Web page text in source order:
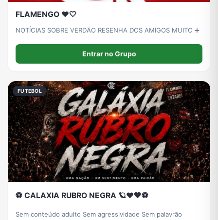
FLAMENGO ❤️🤍
NOTÍCIAS SOBRE VERDÃO RESENHA DOS AMIGOS MUITO ➕
Entrar no Grupo
FUTEBOL
⚽ CALAXIA RUBRO NEGRA 🪐❤🖤⚽️
Sem conteúdo adulto Sem agressividade Sem palavrão